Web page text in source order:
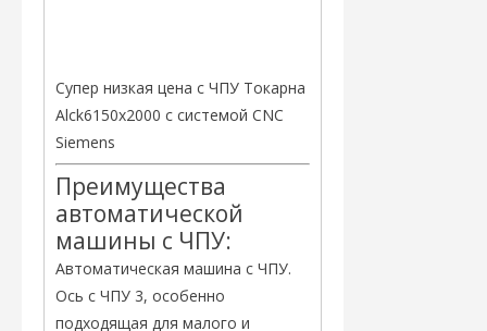
Супер низкая цена с ЧПУ Токарна
Alck6150x2000 с системой CNC
Siemens
Преимущества
автоматической
машины с ЧПУ:
Автоматическая машина с ЧПУ.
Ось с ЧПУ 3, особенно
подходящая для малого и